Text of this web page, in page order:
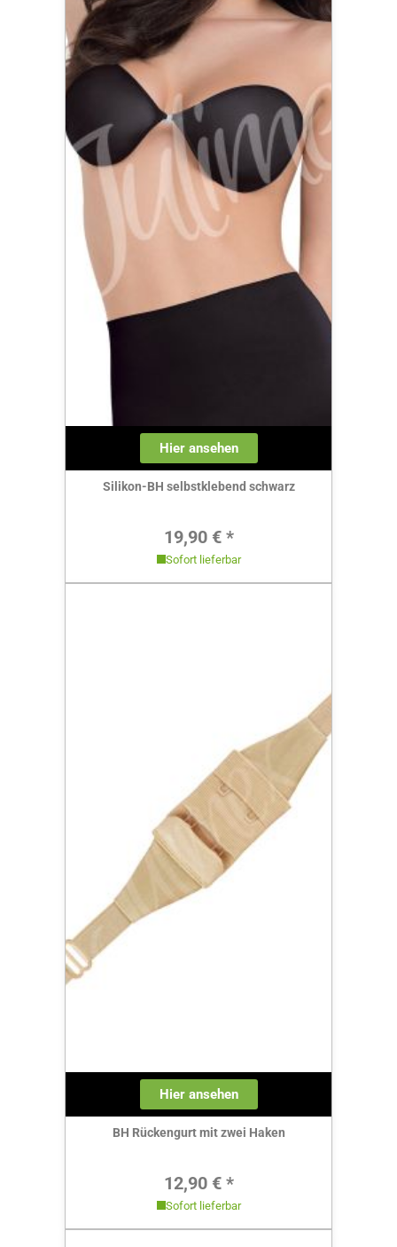
Hier ansehen
Silikon-BH selbstklebend schwarz
Regulärer Preis:
19,90 € *
Sofort lieferbar
Hier ansehen
BH Rückengurt mit zwei Haken
Regulärer Preis:
12,90 € *
Sofort lieferbar